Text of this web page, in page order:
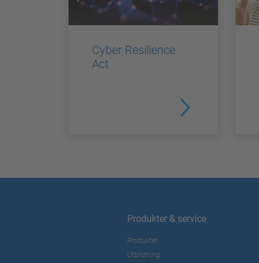
Cyber Resilience
Act
Produkter & service
Produkter
Utbildning